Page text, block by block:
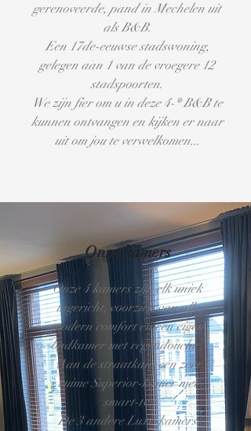
gerenoveerde, pand in Mechelen uit
als B&B.
Een 17de-eeuwse stadswoning,
gelegen aan 1 van de vroegere 12
stadspoorten.
We zijn fier om u in deze 4-* B&B te
kunnen ontvangen en kijken er naar
uit om jou te verwelkomen...
Onze kamers
Onze 4 kamers zijn elk uniek
ingericht, voorzien van alle
modern comfort en een eigen
badkamer met regendouche .
Aan de straatkant een zeer
ruime Superior-kamer met
smart-tv.
De 3 andere Luxe-kamers